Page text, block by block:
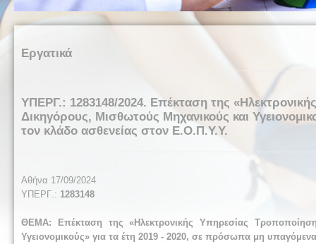
Εργατικά
ΥΠΕΡΓ.: 1283148/2024. Επέκταση της
Δικηγόρους, Μισθωτούς Μηχανικούς και
τον κλάδο ασθενείας στον Ε.Ο.Π.Υ.Υ.
Αθήνα 17/09/2024
ΥΠΕΡΓ .: 1283148
ΘΕΜΑ: Επέκταση της «Ηλεκτρονικής Υπηρεσίας
Υγειονομικούς» για τα έτη 2019 - 2020, σε πρόσωπα μη